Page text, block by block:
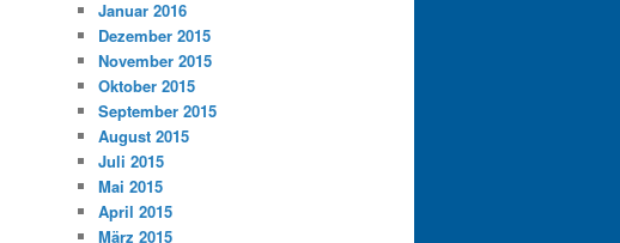
Januar 2016
Dezember 2015
November 2015
Oktober 2015
September 2015
August 2015
Juli 2015
Mai 2015
April 2015
März 2015